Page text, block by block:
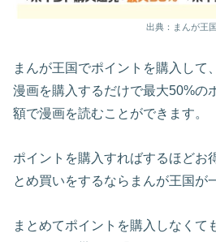
出典：まんが王国
まんが王国でポイントを購入して
漫画を購入するだけで最大50%の
額で漫画を読むことができます。
ポイントを購入すればするほどお
とめ買いをするならまんが王国が
まとめてポイントを購入しなくて